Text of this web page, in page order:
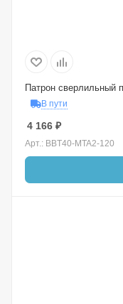
Патрон сверлильный
В пути
4 166 ₽
Арт.: BBT40-MTA2-120